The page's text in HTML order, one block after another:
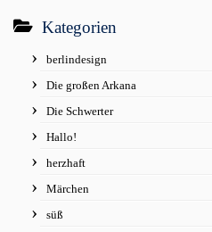
Kategorien
berlindesign
Die großen Arkana
Die Schwerter
Hallo!
herzhaft
Märchen
süß